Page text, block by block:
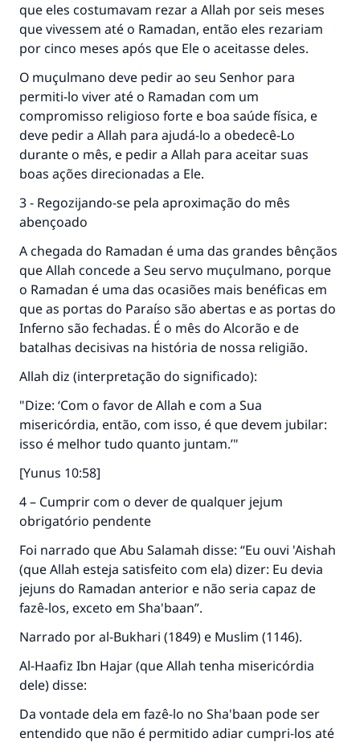
que eles costumavam rezar a Allah por seis meses
que vivessem até o Ramadan, então eles rezariam
por cinco meses após que Ele o aceitasse deles.
O muçulmano deve pedir ao seu Senhor para
permiti-lo viver até o Ramadan com um
compromisso religioso forte e boa saúde física, e
deve pedir a Allah para ajudá-lo a obedecê-Lo
durante o mês, e pedir a Allah para aceitar suas
boas ações direcionadas a Ele.
3 - Regozijando-se pela aproximação do mês
abençoado
A chegada do Ramadan é uma das grandes bênçãos
que Allah concede a Seu servo muçulmano, porque
o Ramadan é uma das ocasiões mais benéficas em
que as portas do Paraíso são abertas e as portas do
Inferno são fechadas. É o mês do Alcorão e de
batalhas decisivas na história de nossa religião.
Allah diz (interpretação do significado):
"Dize: ‘Com o favor de Allah e com a Sua
misericórdia, então, com isso, é que devem jubilar:
isso é melhor tudo quanto juntam.’"
[Yunus 10:58]
4 – Cumprir com o dever de qualquer jejum
obrigatório pendente
Foi narrado que Abu Salamah disse: “Eu ouvi 'Aishah
(que Allah esteja satisfeito com ela) dizer: Eu devia
jejuns do Ramadan anterior e não seria capaz de
fazê-los, exceto em Sha'baan”.
Narrado por al-Bukhari (1849) e Muslim (1146).
Al-Haafiz Ibn Hajar (que Allah tenha misericórdia
dele) disse:
Da vontade dela em fazê-lo no Sha'baan pode ser
entendido que não é permitido adiar cumpri-los até
A resposta n° 110845 salvou um